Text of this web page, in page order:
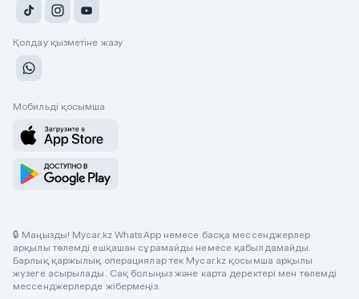
Қолдау қызметіне жазу
Мобильді қосымша
🔒 Маңызды! Mycar.kz WhatsApp немесе басқа мессенджерлер
арқылы төлемді ешқашан сұрамайды немесе қабылдамайды.
Барлық қаржылық операциялар тек Mycar.kz қосымша арқылы
жүзеге асырылады. Сақ болыңыз және карта деректері мен төлемді
мессенджерлерде жібермеңіз.